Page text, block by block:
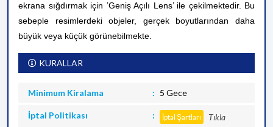
ekrana sığdırmak için ’Geniş Açılı Lens’ ile çekilmektedir. Bu
sebeple resimlerdeki objeler, gerçek boyutlarından daha
büyük veya küçük görünebilmekte.
KURALLAR
Minimum Kiralama 5 Gece
İptal Politikası İptal Şartları Tıkla